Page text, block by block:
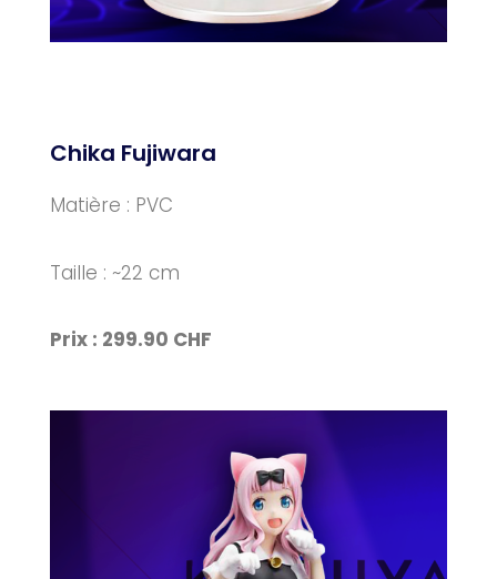
Chika Fujiwara
Matière : PVC
Taille : ~22 cm
Prix : 299.90 CHF